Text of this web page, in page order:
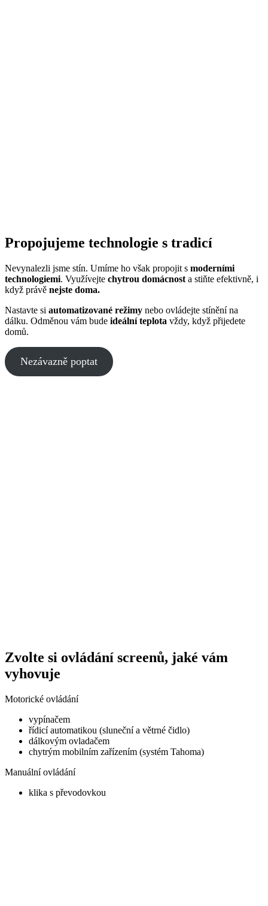
Propojujeme technologie s tradicí
Nevynalezli jsme stín. Umíme ho však propojit s moderními
technologiemi. Využívejte chytrou domácnost a stiňte efektivně, i
když právě nejste doma.
Nastavte si automatizované režimy nebo ovládejte stínění na
dálku. Odměnou vám bude ideální teplota vždy, když přijedete
domů.
Nezávazně poptat
Zvolte si ovládání screenů, jaké vám
vyhovuje
Motorické ovládání
vypínačem
řídicí automatikou (sluneční a větrné čidlo)
dálkovým ovladačem
chytrým mobilním zařízením (systém Tahoma)
Manuální ovládání
klika s převodovkou